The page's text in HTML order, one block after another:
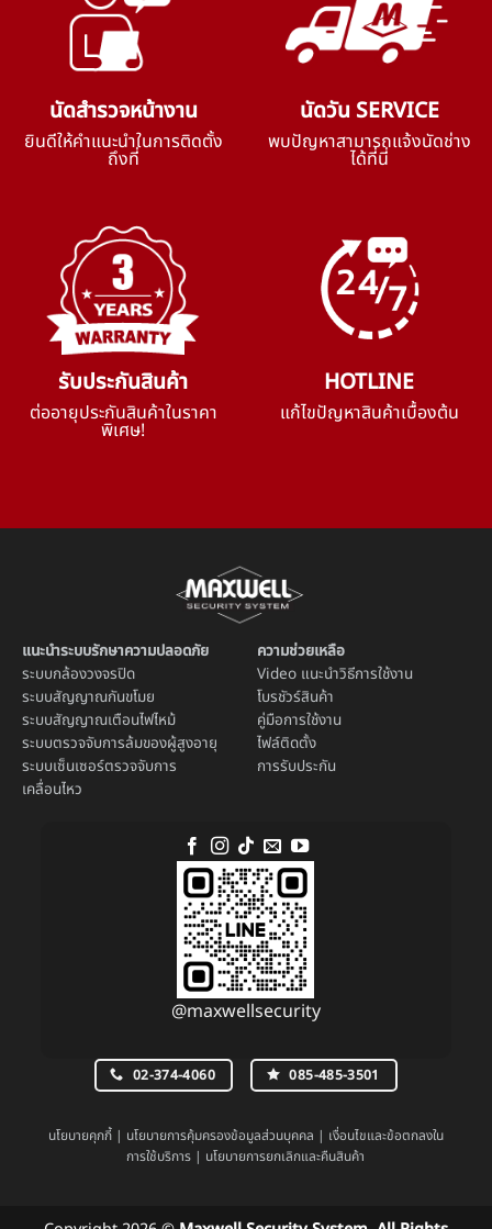
นัดสำรวจหน้างาน
ยินดีให้คำแนะนำในการติดตั้ง
ถึงที่
นัดวัน SERVICE
พบปัญหาสามารถแจ้งนัดช่าง
ได้ที่นี่
รับประกันสินค้า
ต่ออายุประกันสินค้าในราคา
พิเศษ!
HOTLINE
แก้ไขปัญหาสินค้าเบื้องต้น
แนะนำระบบรักษาความปลอดภัย
ระบบกล้องวงจรปิด
ระบบสัญญาณกันขโมย
ระบบสัญญาณเตือนไฟไหม้
ระบบตรวจจับการล้มของผู้สูงอายุ
ระบบเซ็นเซอร์ตรวจจับการ
เคลื่อนไหว
ความช่วยเหลือ
Video แนะนำวิธีการใช้งาน
โบรชัวร์สินค้า
คู่มือการใช้งาน
ไฟล์ติดตั้ง
การรับประกัน
@maxwellsecurity
02-374-4060 085-485-3501
นโยบายคุกกี้| นโยบายการคุ้มครองข้อมูลส่วนบุคคล | เงื่อนไขและข้อตกลงใน
การใช้บริการ | นโยบายการยกเลิกและคืนสินค้า